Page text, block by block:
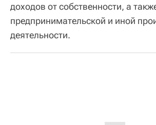
доходов от собственности, а
предпринимательской и иной
деятельности.